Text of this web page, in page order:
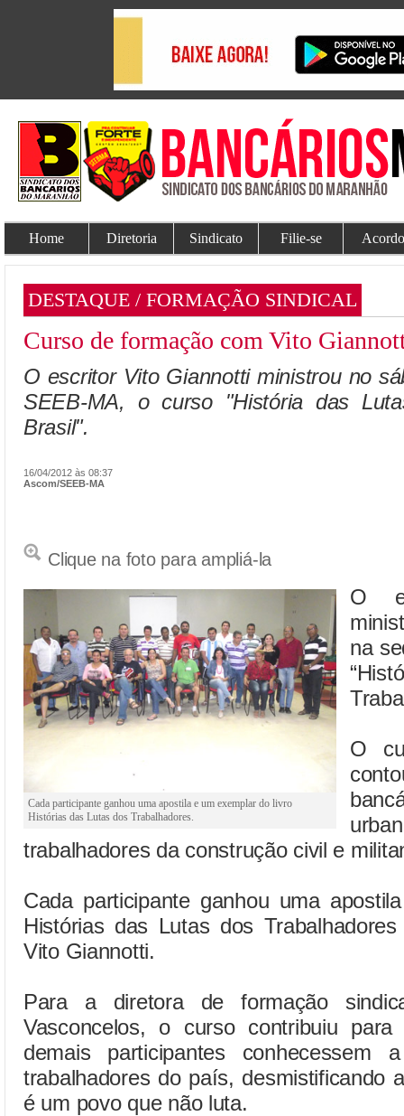
Home Diretoria Sindicato Filie-se
DESTAQUE / FORMAÇÃO SINDICAL
Curso de formação com Vito
O escritor Vito Giannotti ministrou no
SEEB-MA, o curso "História das
Brasil".
16/04/2012 às 08:37
Ascom/SEEB-MA
Clique na foto para ampliá-la
Cada participante ganhou uma apostila e um exemplar do livro
Histórias das Lutas dos Trabalhadores.
O
na
O
trabalhadores da construção civil e
Cada participante ganhou uma
Histórias das Lutas dos
Vito Giannotti.
Para a diretora de formação
Vasconcelos, o curso contribuiu
demais participantes
trabalhadores do país, desmistificando
é um povo que não luta.